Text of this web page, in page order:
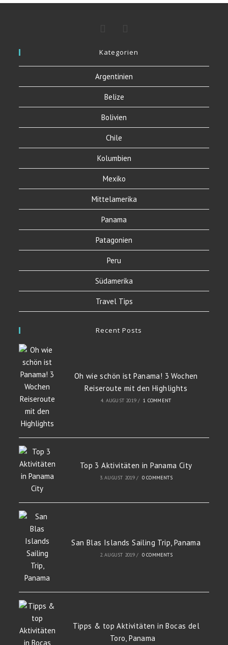
Kategorien
Argentinien
Belize
Bolivien
Chile
Kolumbien
Mexiko
Mittelamerika
Panama
Patagonien
Peru
Südamerika
Travel Tips
Recent Posts
Oh wie schön ist Panama! 3 Wochen
Reiseroute mit den Highlights
4. AUGUST 2019 / 1 COMMENT
Top 3 Aktivitäten in Panama City
3. AUGUST 2019 / 0 COMMENTS
San Blas Islands Sailing Trip, Panama
2. AUGUST 2019 / 0 COMMENTS
Tipps & top Aktivitäten in Bocas del
Toro, Panama